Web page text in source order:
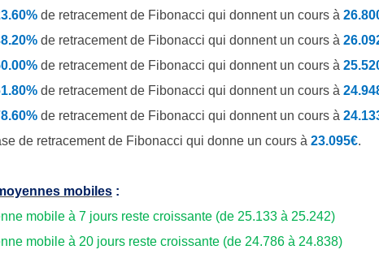
de retracement de Fibonacci qui donnent un cours à
de retracement de Fibonacci qui donnent un cours à
de retracement de Fibonacci qui donnent un cours à
de retracement de Fibonacci qui donnent un cours à
de retracement de Fibonacci qui donnent un cours à
de retracement de Fibonacci qui donne un cours à 23.095€.
mobiles :
mobile à 7 jours reste croissante (de 25.133 à 25.242)
mobile à 20 jours reste croissante (de 24.786 à 24.838)